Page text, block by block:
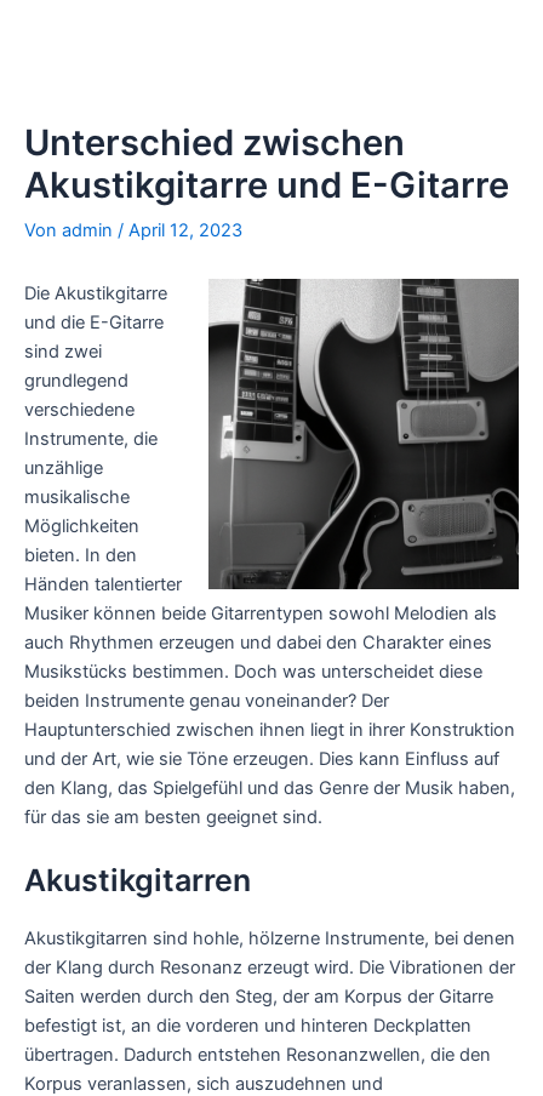
Unterschied zwischen
Akustikgitarre und E-Gitarre
Von admin / April 12, 2023
Die Akustikgitarre
und die E-Gitarre
sind zwei
grundlegend
verschiedene
Instrumente, die
unzählige
musikalische
Möglichkeiten
bieten. In den
Händen talentierter
Musiker können beide Gitarrentypen sowohl Melodien als
auch Rhythmen erzeugen und dabei den Charakter eines
Musikstücks bestimmen. Doch was unterscheidet diese
beiden Instrumente genau voneinander? Der
Hauptunterschied zwischen ihnen liegt in ihrer Konstruktion
und der Art, wie sie Töne erzeugen. Dies kann Einfluss auf
den Klang, das Spielgefühl und das Genre der Musik haben,
für das sie am besten geeignet sind.
Akustikgitarren
Akustikgitarren sind hohle, hölzerne Instrumente, bei denen
der Klang durch Resonanz erzeugt wird. Die Vibrationen der
Saiten werden durch den Steg, der am Korpus der Gitarre
befestigt ist, an die vorderen und hinteren Deckplatten
übertragen. Dadurch entstehen Resonanzwellen, die den
Korpus veranlassen, sich auszudehnen und